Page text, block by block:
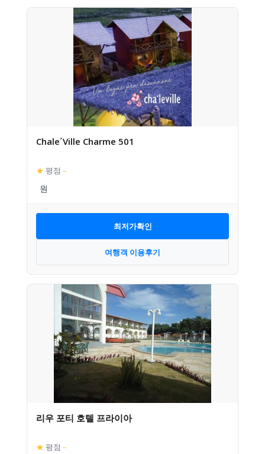
Chale´Ville Charme 501
★ 평점 –
최저가확인
여행객 이용후기
리우 포티 호텔 프라이아
★ 평점 –